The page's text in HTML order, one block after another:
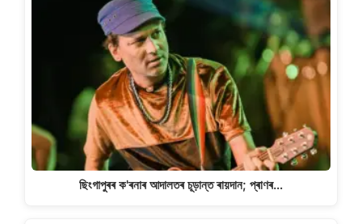
ছিংগাপুৰৰ ক'ৰনাৰ আদালতৰ চূড়ান্ত ৰায়দান; প্ৰাণৰ…